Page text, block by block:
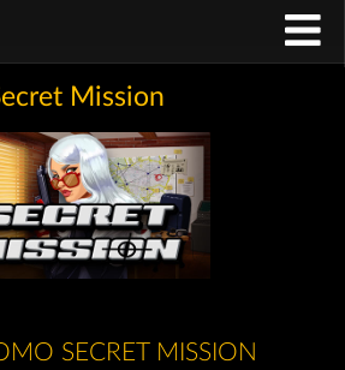
Mission
SECRET MISSION